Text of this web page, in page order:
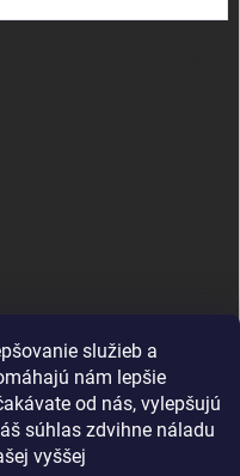
služieb a
nám lepšie
od nás, vylepšujú
súhlas zdvihne náladu
vyššej